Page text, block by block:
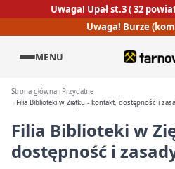
Uwaga! Upał st.3 ( 32
Uwaga! Burze
MENU
Strona główna
Przydatne
Filia Biblioteki w Ziętku - kontakt, dostępność i
Filia Biblioteki w
dostępność i